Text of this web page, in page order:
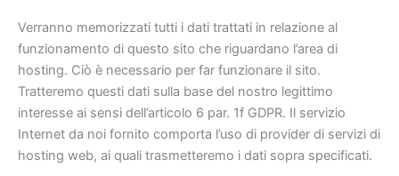
Verranno memorizzati tutti i dati trattati in relazione al
funzionamento di questo sito che riguardano l’area di
hosting. Ciò è necessario per far funzionare il sito.
Tratteremo questi dati sulla base del nostro legittimo
interesse ai sensi dell’articolo 6 par. 1f GDPR. Il servizio
Internet da noi fornito comporta l’uso di provider di servizi di
hosting web, ai quali trasmetteremo i dati sopra specificati.